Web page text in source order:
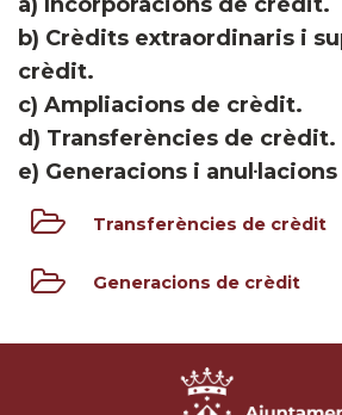
b) Crèdits extraordinaris i
crèdit.
c) Ampliacions de crèdit.
d) Transferències de crèdit.
e) Generacions i
Transferències de crèdit
Generacions de crèdit